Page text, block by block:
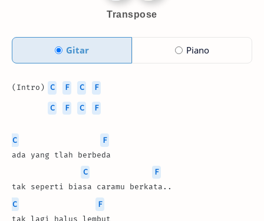
Transpose
Gitar Piano
(Intro) C F C F
C F C F
C
F
ada yang tlah berbeda
C
F
tak seperti biasa caramu berkata..
C
F
tak lagi halus lembut